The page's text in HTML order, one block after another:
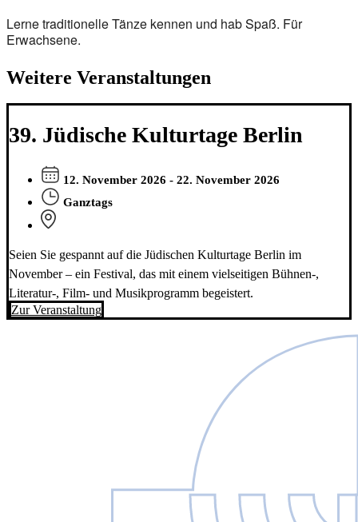
Lerne traditionelle Tänze kennen und hab Spaß. Für
Erwachsene.
Weitere Veranstaltungen
39. Jüdische Kulturtage Berlin
12. November 2026 - 22. November 2026
Ganztags
Seien Sie gespannt auf die Jüdischen Kulturtage Berlin im
November – ein Festival, das mit einem vielseitigen Bühnen-,
Literatur-, Film- und Musikprogramm begeistert.
Zur Veranstaltung